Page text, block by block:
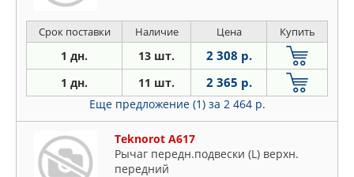
Срок поставки Наличие Цена Купить
1 дн. 13 шт. 2 308 р.
1 дн. 11 шт. 2 365 р.
Еще предложение (1) за 2 464 р.
Teknorot A617
Рычаг передн.подвески (L) верхн.
передний